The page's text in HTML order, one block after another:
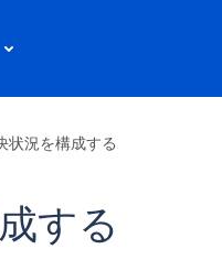
状況を構成する
する